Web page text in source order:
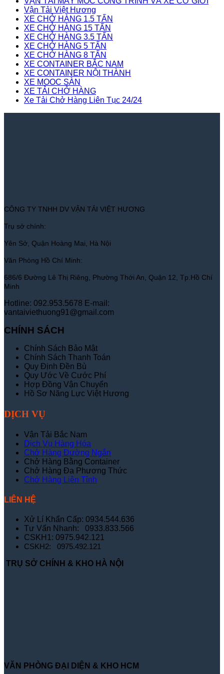
Vận Tải Việt Hương
XE CHỞ HÀNG 1.5 TẤN
XE CHỞ HÀNG 15 TẤN
XE CHỞ HÀNG 3.5 TẤN
XE CHỞ HÀNG 5 TẤN
XE CHỞ HÀNG 8 TẤN
XE CONTAINER BẮC NAM
XE CONTAINER NỘI THÀNH
XE MOOC SÀN
XE TẢI CHỞ HÀNG
Xe Tải Chở Hàng Liên Tục 24/24
CÔNG TY TNHH DV VẬN TẢI VIỆT HƯƠNG
Trụ sở chính:
Yên Sở, Quận Hoàng Mai, Hà Nội
Văn Phòng Hồ Chí Minh:
686/6 Đường Lê Thị Riêng, Phường Thới An, Quận 12, Tp.Hồ Chí
Minh
Hotline: 092.953.5678 E-mail:
vantaiviethuong91@gmail.com
CHÍNH SÁCH
Chính Sách Bảo Mật
Chính Sách Thanh Toán
Quy Định Đền Bù
Quy Ước Về Cước Phí
Hợp Đồng Vận Chuyển
Hồ Sơ Năng Lực Việt Hương
DỊCH VỤ
Vận Tải Bắc Nam
Dịch Vụ Hàng Hóa
Chở Hàng Đường Ngắn
Chở Hàng Bằng Container
Chở Hàng Đa Phương Thức
Chở Hàng Liên Tỉnh
LIÊN HỆ
Xử Lí Khẩn Cấp: 0934.544.636
Tư Vấn Nhanh: 0933.833.566
CSKH1: 0975.942.121
CSKH2: 0975.492.121
TRỤ SỞ CHÍNH & KHO HÀ NỘI
VĂN PHÒNG ĐẠI DIỆN & KHO HCM